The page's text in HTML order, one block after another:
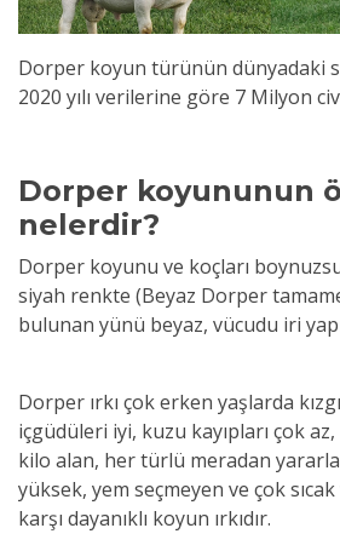
Dorper koyun türünün dünyadaki
2020 yılı verilerine göre 7 Milyon
Dorper koyununun
nelerdir?
Dorper koyunu ve koçları
siyah renkte (Beyaz Dorper
bulunan yünü beyaz, vücudu iri
Dorper ırkı çok erken yaşlarda
içgüdüleri iyi, kuzu kayıpları çok
kilo alan, her türlü meradan
yüksek, yem seçmeyen ve çok
karşı dayanıklı koyun ırkıdır.